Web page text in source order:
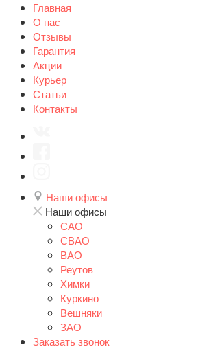
Главная
О нас
Отзывы
Гарантия
Акции
Курьер
Статьи
Контакты
Наши офисы
Наши офисы
САО
СВАО
ВАО
Реутов
Химки
Куркино
Вешняки
ЗАО
Заказать звонок